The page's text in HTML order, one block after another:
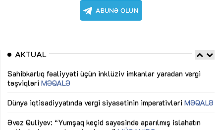
AKTUAL
Sahibkarlıq fəaliyyəti üçün inklüziv imkanlar yaradan vergi
təşviqləri MƏQALƏ
Dünya iqtisadiyyatında vergi siyasətinin imperativləri MƏQALƏ
Əvəz Quliyev: “Yumşaq keçid sayəsində aparılmış islahatın